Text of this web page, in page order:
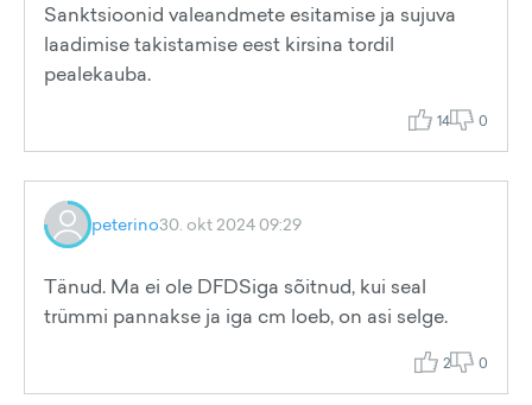
Sanktsioonid valeandmete esitamise ja sujuva
laadimise takistamise eest kirsina tordil
pealekauba.
14 0
peterino30. okt 2024 09:29
Tänud. Ma ei ole DFDSiga sõitnud, kui seal
trümmi pannakse ja iga cm loeb, on asi selge.
2 0